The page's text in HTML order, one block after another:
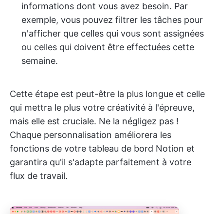
informations dont vous avez besoin. Par
exemple, vous pouvez filtrer les tâches pour
n'afficher que celles qui vous sont assignées
ou celles qui doivent être effectuées cette
semaine.
Cette étape est peut-être la plus longue et celle
qui mettra le plus votre créativité à l'épreuve,
mais elle est cruciale. Ne la négligez pas !
Chaque personnalisation améliorera les
fonctions de votre tableau de bord Notion et
garantira qu'il s'adapte parfaitement à votre
flux de travail.